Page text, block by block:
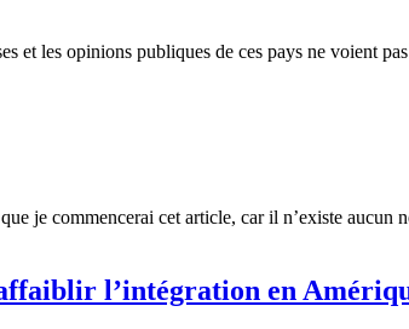
et les opinions publiques de ces pays ne voient
je commencerai cet article, car il n’existe
l’intégration en